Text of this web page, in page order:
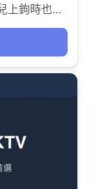
上鉤時也能
庭休閒，這